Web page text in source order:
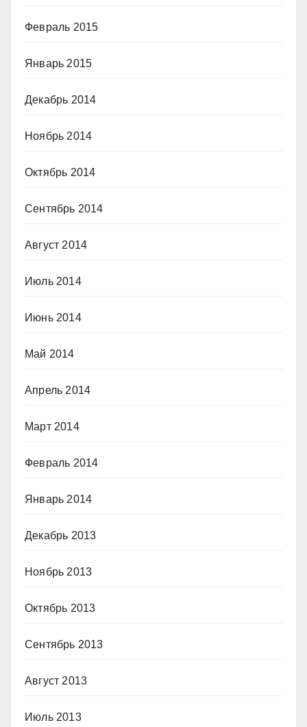
Февраль 2015
Январь 2015
Декабрь 2014
Ноябрь 2014
Октябрь 2014
Сентябрь 2014
Август 2014
Июль 2014
Июнь 2014
Май 2014
Апрель 2014
Март 2014
Февраль 2014
Январь 2014
Декабрь 2013
Ноябрь 2013
Октябрь 2013
Сентябрь 2013
Август 2013
Июль 2013